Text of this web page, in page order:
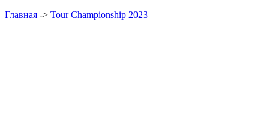
Главная -> Tour Championship 2023